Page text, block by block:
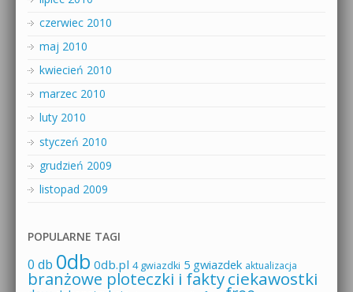
czerwiec 2010
maj 2010
kwiecień 2010
marzec 2010
luty 2010
styczeń 2010
grudzień 2009
listopad 2009
POPULARNE TAGI
0 db 0db 0db.pl 4 gwiazdki 5 gwiazdek aktualizacja
branżowe ploteczki i faktyciekawostki